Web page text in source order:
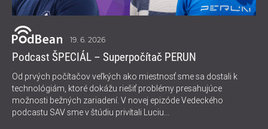
19. 6. 2026
Podcast ŠPECIÁL – Superpočítač PERUN
Od prvých počítačov veľkých ako miestnosť sme sa dostali k
technológiám, ktoré dokážu riešiť problémy presahujúce
možnosti bežných zariadení. V novej epizóde Vedeckého
podcastu SAV sme v štúdiu privítali Luciu...